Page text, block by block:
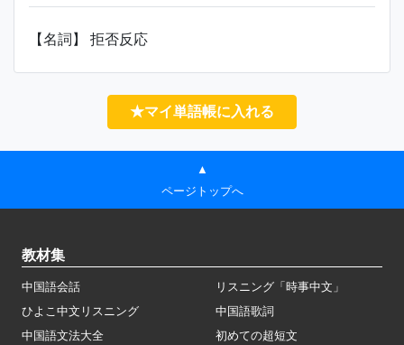
【名詞】 拒否反応
★マイ単語帳に入れる
▲
ページトップへ
教材集
中国語会話
リスニング「時事中文」
ひよこ中文リスニング
中国語歌詞
中国語文法大全
初めての超短文